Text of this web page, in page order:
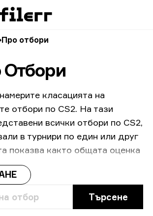
Про отбори
Отбори
класацията на
отбори по CS2. На тази
всички отбори по CS2,
в турнири по един или друг
показва както общата оценка
за рангиране на HLTV, така и
на всеки отделен отбор.
да видите съотношението
и смърти, общата сума на
Търсене